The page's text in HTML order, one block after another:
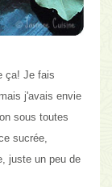
ça! Je fais
j'avais envie
sous toutes
sucrée,
juste un peu de